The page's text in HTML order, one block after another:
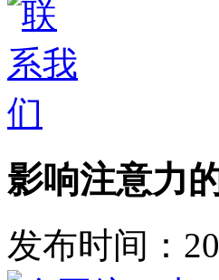
影响注意力
发布时间：